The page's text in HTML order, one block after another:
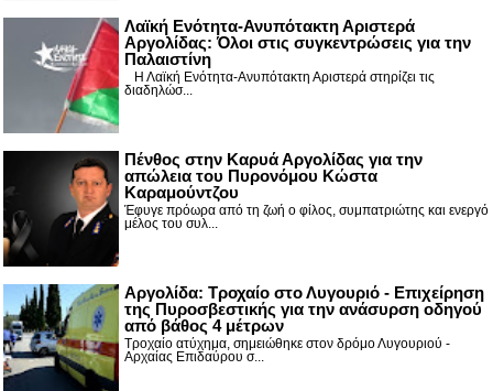
Λαϊκή Ενότητα-Ανυπότακτη Αριστερά
Αργολίδας: Όλοι στις συγκεντρώσεις για την
Παλαιστίνη
Η Λαϊκή Ενότητα-Ανυπότακτη Αριστερά στηρίζει τις
διαδηλώσ...
Πένθος στην Καρυά Αργολίδας για την
απώλεια του Πυρονόμου Κώστα
Καραμούντζου
Έφυγε πρόωρα από τη ζωή ο φίλος, συμπατριώτης και ενεργό
μέλος του συλ...
Αργολίδα: Τροχαίο στο Λυγουριό - Επιχείρηση
της Πυροσβεστικής για την ανάσυρση οδηγού
από βάθος 4 μέτρων
Τροχαίο ατύχημα, σημειώθηκε στον δρόμο Λυγουριού -
Αρχαίας Επιδαύρου σ...